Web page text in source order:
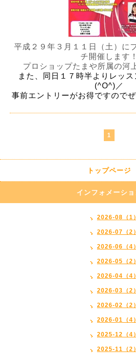
平成２９年３月１１日（土）に
チ開催します！
プロショップたまや所属の河
また、同日１７時半よりレッ
(^O^)／
事前エントリーがお得ですので
1
トップページ
インフォメーショ
2026-08（1）
2026-07（2）
2026-06（4）
2026-05（2）
2026-04（4）
2026-03（2）
2026-02（2）
2026-01（4）
2025-12（4）
2025-11（2）